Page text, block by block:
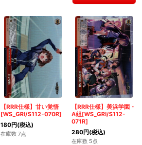
【RRR仕様】甘い覚悟
[WS_GRI/S112-070R]
180円(税込)
在庫数 7点
【RRR仕様】美浜学園・
A組[WS_GRI/S112-
071R]
280円(税込)
在庫数 5点